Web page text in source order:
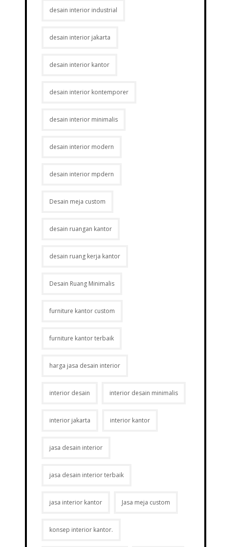
desain interior industrial
desain interior jakarta
desain interior kantor
desain interior kontemporer
desain interior minimalis
desain interior modern
desain interior mpdern
Desain meja custom
desain ruangan kantor
desain ruang kerja kantor
Desain Ruang Minimalis
furniture kantor custom
furniture kantor terbaik
harga jasa desain interior
interior desain interior desain minimalis
interior jakarta interior kantor
jasa desain interior
jasa desain interior terbaik
jasa interior kantor Jasa meja custom
konsep interior kantor.